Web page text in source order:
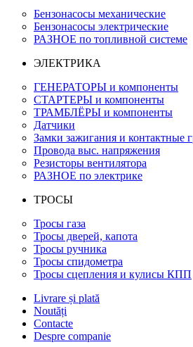
Бензонасосы механические
Бензонасосы электрические
РАЗНОЕ по топливной системе
ЭЛЕКТРИКА
ГЕНЕРАТОРЫ и компоненты
СТАРТЕРЫ и компоненты
ТРАМБЛЁРЫ и компоненты
Датчики
Замки зажигания и контактные
Провода выс. напряжения
Резисторы вентилятора
РАЗНОЕ по электрике
ТРОСЫ
Тросы газа
Тросы дверей, капота
Тросы ручника
Тросы спидометра
Тросы сцепления и кулисы КПП
Livrare și plată
Noutăți
Contacte
Despre companie